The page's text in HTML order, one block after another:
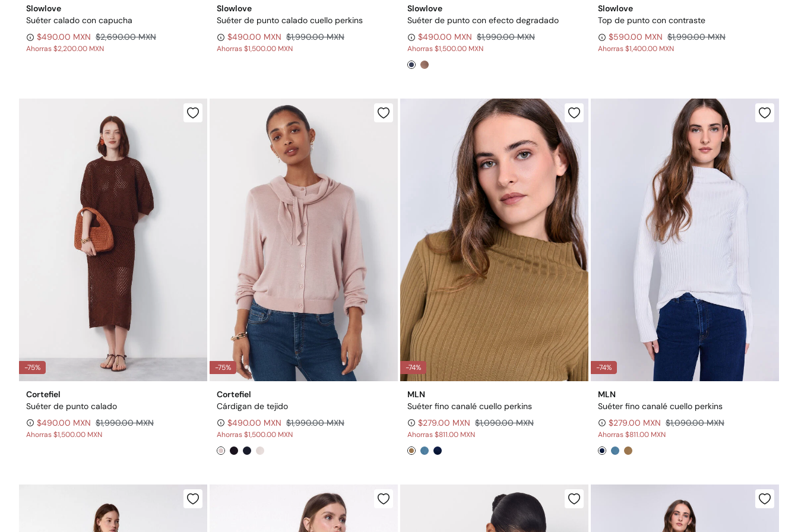
Slowlove
Suéter calado con capucha
$490.00 MXN $2,690.00 MXN
Ahorras$2,200.00 MXN
Slowlove
Suéter de punto calado cuello perkins
$490.00 MXN $1,990.00 MXN
Ahorras$1,500.00 MXN
Slowlove
Suéter de punto con efecto degradado
$490.00 MXN $1,990.00 MXN
Ahorras$1,500.00 MXN
Slowlove
Top de punto con contraste
$590.00 MXN $1,990.00 MXN
Ahorras$1,400.00 MXN
-75%
Cortefiel
Suéter de punto calado
$490.00 MXN $1,990.00 MXN
Ahorras$1,500.00 MXN
-75%
Cortefiel
Cárdigan de tejido
$490.00 MXN $1,990.00 MXN
Ahorras$1,500.00 MXN
-74%
MLN
Suéter fino canalé cuello perkins
$279.00 MXN $1,090.00 MXN
Ahorras$811.00 MXN
-74%
MLN
Suéter fino canalé cuello perkins
$279.00 MXN $1,090.00 MXN
Ahorras$811.00 MXN